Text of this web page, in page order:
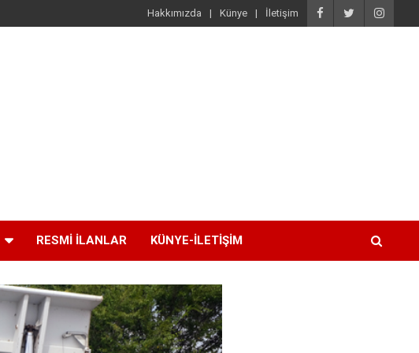
Hakkımızda Künye İletişim
RESMI İLANLAR KÜNYE-İLETIŞIM